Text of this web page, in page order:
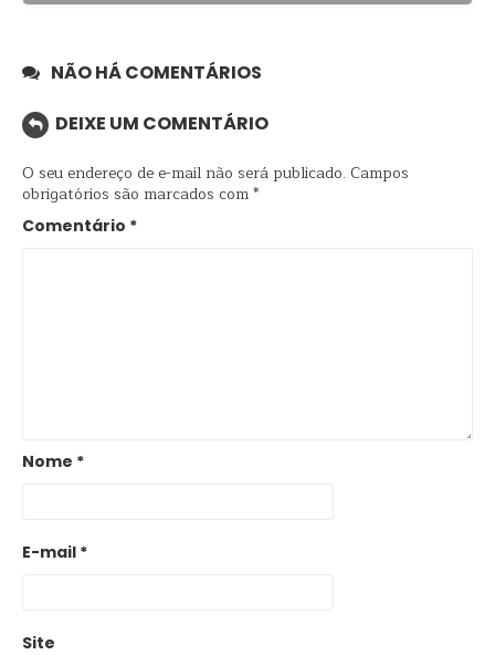
NÃO HÁ COMENTÁRIOS
DEIXE UM COMENTÁRIO
O seu endereço de e-mail não será publicado. Campos
obrigatórios são marcados com*
Comentário *
Nome *
E-mail *
Site